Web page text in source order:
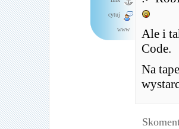
Ale i
Code.
Na
cytuj
www